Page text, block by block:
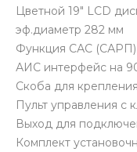
Цветной 19" LCD
эф.диаметр 282 мм
Функция САС (САРП)
АИС интерфейс на
Скоба для
Пульт управления с
Выход для
Комплект